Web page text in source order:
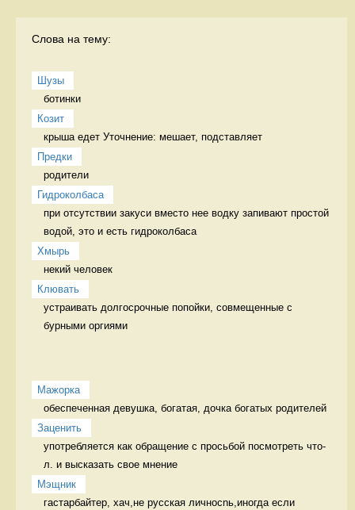
Слова на тему:
Шузы
ботинки
Козит
Предки
родители
Гидроколбаса
при отсутствии закуси вместо нее водку запивают простой
водой, это и есть гидроколбаса
Хмырь
некий человек
Клювать
устраивать долгосрочные попойки, совмещенные с
бурными оргиями
Мажорка
Заценить
употребляется как обращение с просьбой посмотреть что-
л. и высказать свое мнение
Мэщник
гастарбайтер, хач,не русская личносnь,иногда если